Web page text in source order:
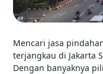
Mencari jasa
terjangkau di Jakarta
Dengan banyaknya